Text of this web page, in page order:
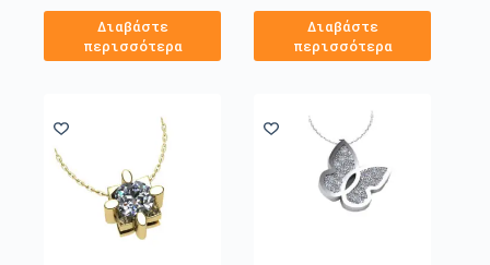
Διαβάστε
περισσότερα
Διαβάστε
περισσότερα